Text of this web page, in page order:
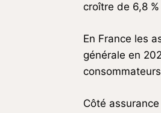
croître de 6,8
En France les
générale en
Côté